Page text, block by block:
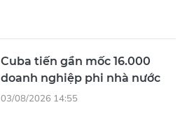
Cuba tiến gần mốc 16.000
doanh nghiệp phi nhà nước
03/08/2026 14:55